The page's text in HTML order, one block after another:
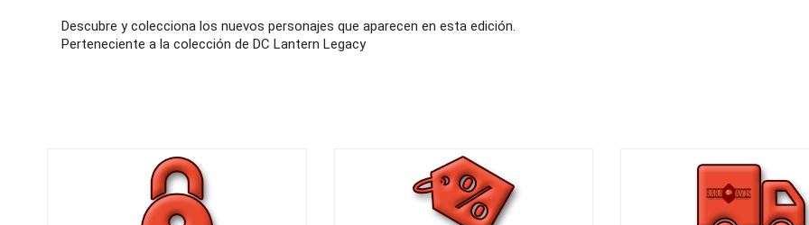
Descubre y colecciona los nuevos personajes que aparecen en esta edición.
Perteneciente a la colección de DC Lantern Legacy